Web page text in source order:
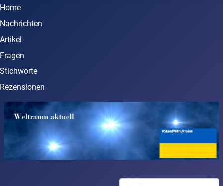
Home
Nachrichten
Artikel
Fragen
Stichworte
Rezensionen